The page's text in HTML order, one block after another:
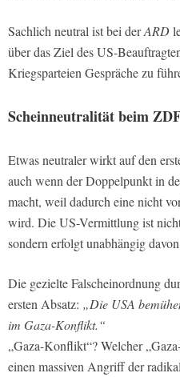
Sachlich neutral ist bei derARD
über das Ziel des US-
Kriegsparteien Gespräche zu
Scheinneutralität beim
Etwas neutraler wirkt auf den
auch wenn der Doppelpunkt in
macht, weil dadurch eine nicht
wird. Die US-Vermittlung ist
sondern erfolgt unabhängig
Die gezielte Falscheinordnung
ersten Absatz: „Die USA
im Gaza-Konflikt.“
„Gaza-Konflikt“? Welcher
einen massiven Angriff der